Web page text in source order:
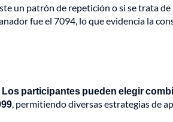
un patrón de repetición o si se trata
fue el 7094, lo que evidencia la
Los participantes pueden elegir
, permitiendo diversas estrategias de